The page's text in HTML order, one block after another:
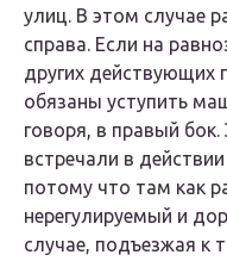
улиц. В этом случае
справа. Если на
других действующих
обязаны уступить
говоря, в правый
встречали в
потому что там как
нерегулируемый и
случае, подъезжая к